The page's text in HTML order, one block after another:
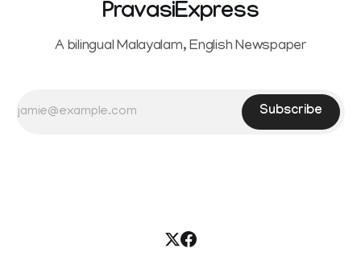
PravasiExpress
A bilingual Malayalam, English Newspaper
Subscribe